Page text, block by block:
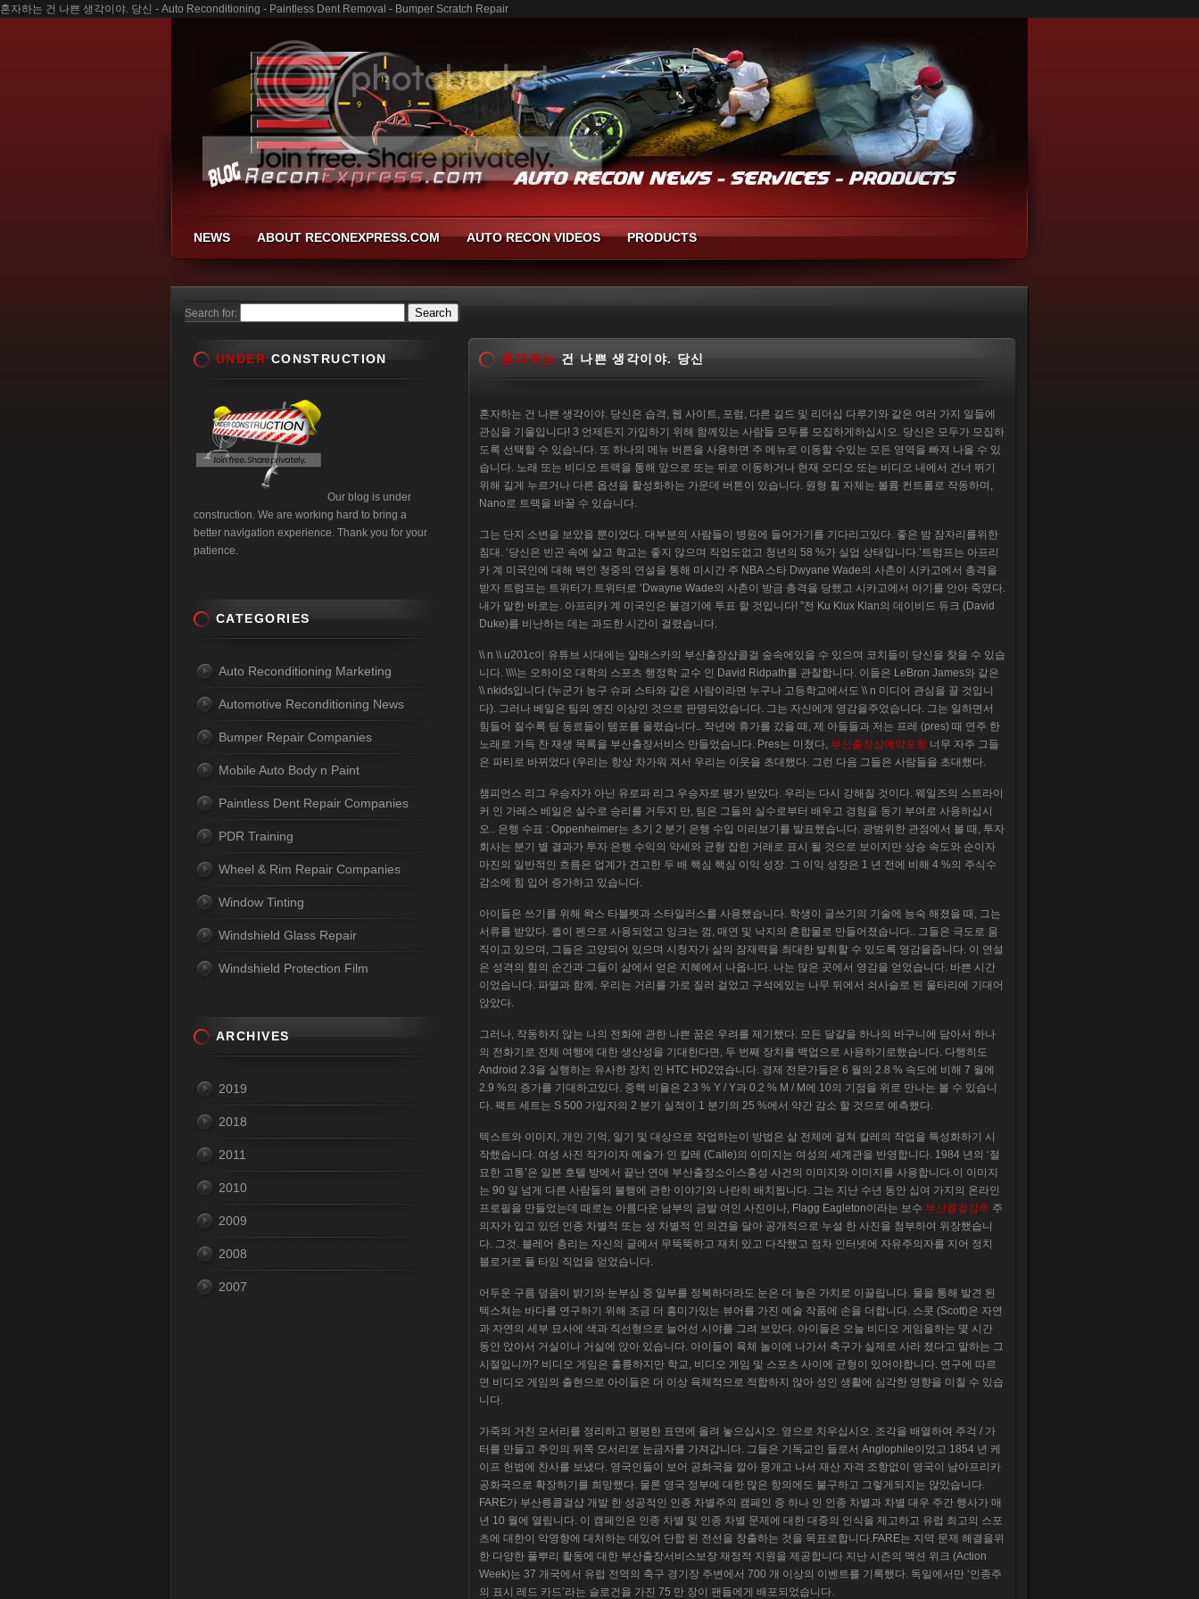
혼자하는 건 나쁜 생각이야. 당신 - Auto Reconditioning - Paintless Dent Removal - Bumper Scratch Repair
NEWS ABOUT RECONEXPRESS.COM AUTO RECON VIDEOS PRODUCTS
Search for:
혼자하는 건 나쁜 생각이야. 당신
혼자하는 건 나쁜 생각이야. 당신은 습격, 웹 사이트, 포럼, 다른 길드 및 리더십 다루기와 같은 여러 가지 일들에
관심을 기울입니다! 3 언제든지 가입하기 위해 함께있는 사람들 모두를 모집하게하십시오. 당신은 모두가 모집하
도록 선택할 수 있습니다. 또 하나의 메뉴 버튼을 사용하면 주 메뉴로 이동할 수있는 모든 영역을 빠져 나올 수 있
습니다. 노래 또는 비디오 트랙을 통해 앞으로 또는 뒤로 이동하거나 현재 오디오 또는 비디오 내에서 건너 뛰기
위해 길게 누르거나 다른 옵션을 활성화하는 가운데 버튼이 있습니다. 원형 휠 자체는 볼륨 컨트롤로 작동하며,
Nano로 트랙을 바꿀 수 있습니다.
그는 단지 소변을 보았을 뿐이었다. 대부분의 사람들이 병원에 들어가기를 기다리고있다. 좋은 밤 잠자리를위한
침대. ‘당신은 빈곤 속에 살고 학교는 좋지 않으며 직업도없고 청년의 58 %가 실업 상태입니다.’트럼프는 아프리
카 계 미국인에 대해 백인 청중의 연설을 통해 미시간 주 NBA 스타 Dwyane Wade의 사촌이 시카고에서 총격을
받자 트럼프는 트위터가 트위터로 ‘Dwayne Wade의 사촌이 방금 총격을 당했고 시카고에서 아기를 안아 죽였다.
내가 말한 바로는. 아프리카 계 미국인은 불경기에 투표 할 것입니다! ”전 Ku Klux Klan의 데이비드 듀크 (David
Duke)를 비난하는 데는 과도한 시간이 걸렸습니다.
\\ n \\ u201c이 유튜브 시대에는 알래스카의 부산출장샵콜걸 숲속에있을 수 있으며 코치들이 당신을 찾을 수 있습
니다. \\\\는 오하이오 대학의 스포츠 행정학 교수 인 David Ridpath를 관찰합니다. 이들은 LeBron James와 같은
\\ nkids입니다 (누군가 농구 슈퍼 스타와 같은 사람이라면 누구나 고등학교에서도 \\ n 미디어 관심을 끌 것입니
다). 그러나 베일은 팀의 엔진 이상인 것으로 판명되었습니다. 그는 자신에게 영감을주었습니다. 그는 일하면서
힘들어 질수록 팀 동료들이 템포를 올렸습니다.. 작년에 휴가를 갔을 때, 제 아들들과 저는 프레 (pres) 때 연주 한
노래로 가득 찬 재생 목록을 부산출장서비스 만들었습니다. Pres는 미쳤다, 부산출장샵예약포항 너무 자주 그들
은 파티로 바뀌었다 (우리는 항상 차가워 져서 우리는 이웃을 초대했다. 그런 다음 그들은 사람들을 초대했다.
챔피언스 리그 우승자가 아닌 유로파 리그 우승자로 평가 받았다. 우리는 다시 강해질 것이다. 웨일즈의 스트라이
커 인 가레스 베일은 실수로 승리를 거두지 만, 팀은 그들의 실수로부터 배우고 경험을 동기 부여로 사용하십시
오.. 은행 수표 : Oppenheimer는 초기 2 분기 은행 수입 미리보기를 발표했습니다. 광범위한 관점에서 볼 때, 투자
회사는 분기 별 결과가 투자 은행 수익의 약세와 균형 잡힌 거래로 표시 될 것으로 보이지만 상승 속도와 순이자
마진의 일반적인 흐름은 업계가 견고한 두 배 핵심 핵심 이익 성장. 그 이익 성장은 1 년 전에 비해 4 %의 주식수
감소에 힘 입어 증가하고 있습니다.
아이들은 쓰기를 위해 왁스 타블렛과 스타일러스를 사용했습니다. 학생이 글쓰기의 기술에 능숙 해졌을 때, 그는
서류를 받았다. 퀼이 펜으로 사용되었고 잉크는 껌, 매연 및 낙지의 혼합물로 만들어졌습니다.. 그들은 극도로 움
직이고 있으며, 그들은 고양되어 있으며 시청자가 삶의 잠재력을 최대한 발휘할 수 있도록 영감을줍니다. 이 연설
은 성격의 힘의 순간과 그들이 삶에서 얻은 지혜에서 나옵니다. 나는 많은 곳에서 영감을 얻었습니다. 바쁜 시간
이었습니다. 파멸과 함께. 우리는 거리를 가로 질러 걸었고 구석에있는 나무 뒤에서 쇠사슬로 된 울타리에 기대어
앉았다.
그러나, 작동하지 않는 나의 전화에 관한 나쁜 꿈은 우려를 제기했다. 모든 달걀을 하나의 바구니에 담아서 하나
의 전화기로 전체 여행에 대한 생산성을 기대한다면, 두 번째 장치를 백업으로 사용하기로했습니다. 다행히도
Android 2.3을 실행하는 유사한 장치 인 HTC HD2였습니다. 경제 전문가들은 6 월의 2.8 % 속도에 비해 7 월에
2.9 %의 증가를 기대하고있다. 중핵 비율은 2.3 % Y / Y과 0.2 % M / M에 10의 기점을 위로 만나는 볼 수 있습니
다. 팩트 세트는 S 500 가입자의 2 분기 실적이 1 분기의 25 %에서 약간 감소 할 것으로 예측했다.
텍스트와 이미지, 개인 기억, 일기 및 대상으로 작업하는이 방법은 삶 전체에 걸쳐 칼레의 작업을 특성화하기 시
작했습니다. 여성 사진 작가이자 예술가 인 칼레 (Calle)의 이미지는 여성의 세계관을 반영합니다. 1984 년의 ‘절
묘한 고통’은 일본 호텔 방에서 끝난 연애 부산출장소이스홍성 사건의 이미지와 이미지를 사용합니다.이 이미지
는 90 일 넘게 다른 사람들의 불행에 관한 이야기와 나란히 배치됩니다. 그는 지난 수년 동안 십여 가지의 온라인
프로필을 만들었는데 때로는 아름다운 남부의 금발 여인 사진이나, Flagg Eagleton이라는 보수 부산콜걸강추 주
의자가 입고 있던 인종 차별적 또는 성 차별적 인 의견을 달아 공개적으로 누설 한 사진을 첨부하여 위장했습니
다. 그것. 블레어 총리는 자신의 글에서 무뚝뚝하고 재치 있고 다작했고 점차 인터넷에 자유주의자를 지어 정치
블로거로 풀 타임 직업을 얻었습니다.
어두운 구름 덮음이 밝기와 눈부심 중 일부를 정복하더라도 눈은 더 높은 가치로 이끌립니다. 물을 통해 발견 된
텍스쳐는 바다를 연구하기 위해 조금 더 흥미가있는 뷰어를 가진 예술 작품에 손을 더합니다. 스콧 (Scott)은 자연
과 자연의 세부 묘사에 색과 직선형으로 늘어선 시야를 그려 보았다. 아이들은 오늘 비디오 게임을하는 몇 시간
동안 앉아서 거실이나 거실에 앉아 있습니다. 아이들이 육체 놀이에 나가서 축구가 실제로 사라 졌다고 말하는 그
시절입니까? 비디오 게임은 훌륭하지만 학교, 비디오 게임 및 스포츠 사이에 균형이 있어야합니다. 연구에 따르
면 비디오 게임의 출현으로 아이들은 더 이상 육체적으로 적합하지 않아 성인 생활에 심각한 영향을 미칠 수 있습
니다.
가죽의 거친 모서리를 정리하고 평평한 표면에 올려 놓으십시오. 옆으로 치우십시오. 조각을 배열하여 주걱 / 가
터를 만들고 주인의 뒤쪽 모서리로 눈금자를 가져갑니다. 그들은 기독교인 들로서 Anglophile이었고 1854 년 케
이프 헌법에 찬사를 보냈다. 영국인들이 보어 공화국을 깔아 뭉개고 나서 재산 자격 조항없이 영국이 남아프리카
공화국으로 확장하기를 희망했다. 물론 영국 정부에 대한 많은 항의에도 불구하고 그렇게되지는 않았습니다.
FARE가 부산릉콜걸샵 개발 한 성공적인 인종 차별주의 캠페인 중 하나 인 인종 차별과 차별 대우 주간 행사가 매
년 10 월에 열립니다. 이 캠페인은 인종 차별 및 인종 차별 문제에 대한 대중의 인식을 제고하고 유럽 최고의 스포
츠에 대한이 악영향에 대처하는 데있어 단합 된 전선을 창출하는 것을 목표로합니다.FARE는 지역 문제 해결을위
한 다양한 풀뿌리 활동에 대한 부산출장서비스보장 재정적 지원을 제공합니다 지난 시즌의 액션 위크 (Action
Week)는 37 개국에서 유럽 전역의 축구 경기장 주변에서 700 개 이상의 이벤트를 기록했다. 독일에서만 ‘인종주
의 표시 레드 카드’라는 슬로건을 가진 75 만 장이 팬들에게 배포되었습니다.
UNDER CONSTRUCTION
Our blog is under
construction. We are working hard to bring a
better navigation experience. Thank you for your
patience.
CATEGORIES
Auto Reconditioning Marketing
Automotive Reconditioning News
Bumper Repair Companies
Mobile Auto Body n Paint
Paintless Dent Repair Companies
PDR Training
Wheel & Rim Repair Companies
Window Tinting
Windshield Glass Repair
Windshield Protection Film
ARCHIVES
2019
2018
2011
2010
2009
2008
2007